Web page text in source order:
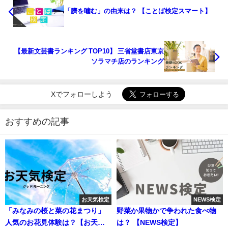
「臍を噛む」の由来は？ 【ことば検定スマート】
【最新文芸書ランキング TOP10】 三省堂書店東京
ソラマチ店のランキング
Xでフォローしよう
おすすめの記事
お天気検定
「みなみの桜と菜の花まつり」
人気のお花見体験は？【お天気
NEWS検定
野菜か果物かで争われた食べ物
は？ 【NEWS検定】